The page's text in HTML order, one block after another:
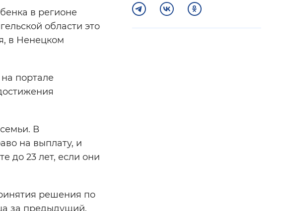
в регионе
области это
в Ненецком
портале
В
на выплату, и
до 23 лет, если они
решения по
за предыдущий.